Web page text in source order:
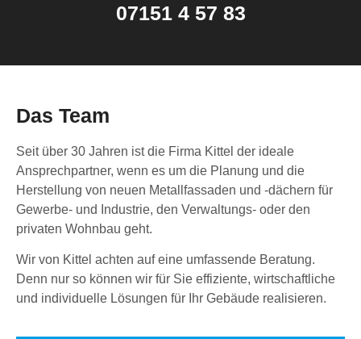
07151 4 57 83
Das Team
Seit über 30 Jahren ist die Firma Kittel der ideale
Ansprechpartner, wenn es um die Planung und die
Herstellung von neuen Metallfassaden und -dächern für
Gewerbe- und Industrie, den Verwaltungs- oder den
privaten Wohnbau geht.
Wir von Kittel achten auf eine umfassende Beratung.
Denn nur so können wir für Sie effiziente, wirtschaftliche
und individuelle Lösungen für Ihr Gebäude realisieren.